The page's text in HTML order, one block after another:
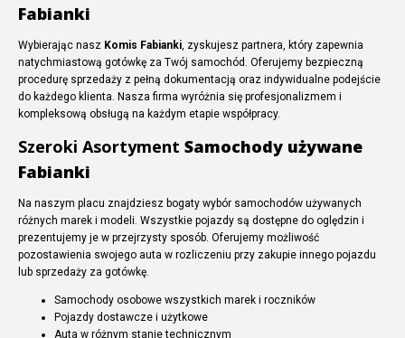
Fabianki
Wybierając nasz Komis Fabianki, zyskujesz partnera, który zapewnia
natychmiastową gotówkę za Twój samochód. Oferujemy bezpieczną
procedurę sprzedaży z pełną dokumentacją oraz indywidualne podejście
do każdego klienta. Nasza firma wyróżnia się profesjonalizmem i
kompleksową obsługą na każdym etapie współpracy.
Szeroki Asortyment Samochody używane
Fabianki
Na naszym placu znajdziesz bogaty wybór samochodów używanych
różnych marek i modeli. Wszystkie pojazdy są dostępne do oględzin i
prezentujemy je w przejrzysty sposób. Oferujemy możliwość
pozostawienia swojego auta w rozliczeniu przy zakupie innego pojazdu
lub sprzedaży za gotówkę.
Samochody osobowe wszystkich marek i roczników
Pojazdy dostawcze i użytkowe
Auta w różnym stanie technicznym